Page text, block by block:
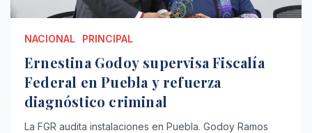
NACIONAL PRINCIPAL
Ernestina Godoy supervisa Fiscalía
Federal en Puebla y refuerza
diagnóstico criminal
La FGR audita instalaciones en Puebla. Godoy Ramos